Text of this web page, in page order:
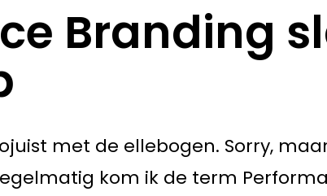
Branding
met de ellebogen. Sorry,
kom ik de term